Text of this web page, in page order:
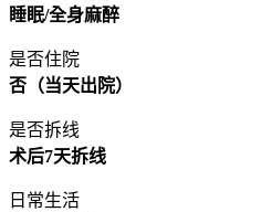
睡眠/全身麻醉
是否住院
否（当天出院）
是否拆线
术后7天拆线
日常生活